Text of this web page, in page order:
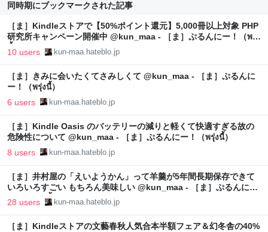
同時期にブックマークされた記事
［ま］Kindleストアで【50%ポイント還元】5,000冊以上対象 PHP
研究所キャンペーン開催中 @kun_maa - ［ま］ぷるんにー！（พรุ่ง
นี้）
10 users kun-maa.hateblo.jp
［ま］きみに会いたくてさみしくて @kun_maa - ［ま］ぷるんに
ー！（พรุ่งนี้）
6 users kun-maa.hateblo.jp
［ま］Kindle Oasis のバッテリーの減りと軽くて快適すぎる故の
危険性について @kun_maa - ［ま］ぷるんにー！（พรุ่งนี้）
8 users kun-maa.hateblo.jp
［ま］井村屋の「えいようかん」って羊羹が5年間長期保存できて
いろいろすごい もちろん美味しい @kun_maa - ［ま］ぷるんに
ー！（พรุ่งนี้）
28 users kun-maa.hateblo.jp
［ま］Kindleストアの文藝春秋人気合本半額フェア＆幻冬舎の40%